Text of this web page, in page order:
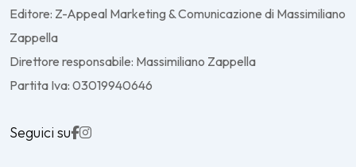
Editore: Z-Appeal Marketing & Comunicazione di Massimiliano
Zappella
Direttore responsabile: Massimiliano Zappella
Partita Iva: 03019940646
Seguici su